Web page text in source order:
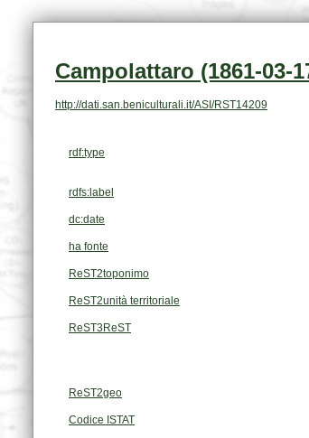
Campolattaro (1861-03-
http://dati.san.beniculturali.it/ASI/RST14209
rdf:type
rdfs:label
dc:date
ha fonte
ReST2toponimo
ReST2unità territoriale
ReST3ReST
ReST2geo
Codice ISTAT